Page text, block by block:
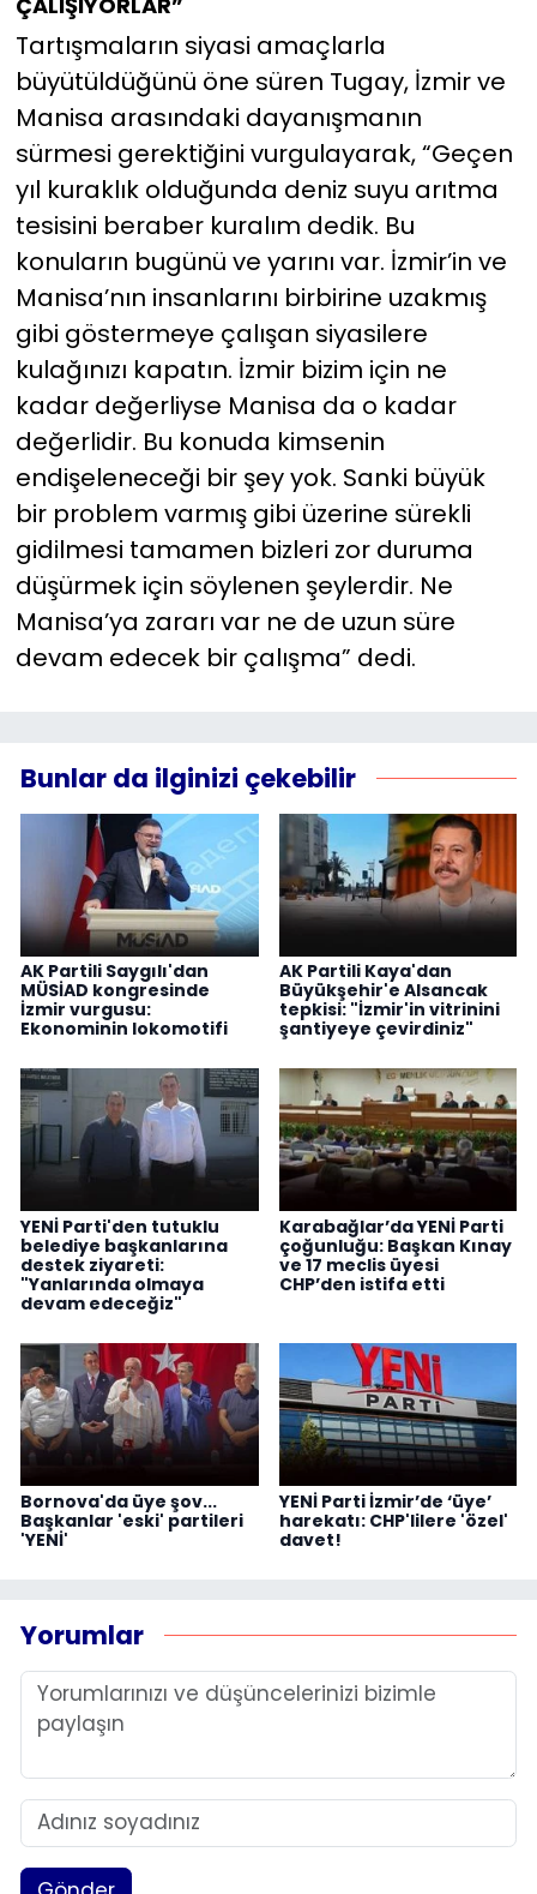
Tartışmaların siyasi amaçlarla
büyütüldüğünü öne süren Tugay, İzmir ve
Manisa arasındaki dayanışmanın
sürmesi gerektiğini vurgulayarak, “Geçen
yıl kuraklık olduğunda deniz suyu arıtma
tesisini beraber kuralım dedik. Bu
konuların bugünü ve yarını var. İzmir’in ve
Manisa’nın insanlarını birbirine uzakmış
gibi göstermeye çalışan siyasilere
kulağınızı kapatın. İzmir bizim için ne
kadar değerliyse Manisa da o kadar
değerlidir. Bu konuda kimsenin
endişeleneceği bir şey yok. Sanki büyük
bir problem varmış gibi üzerine sürekli
gidilmesi tamamen bizleri zor duruma
düşürmek için söylenen şeylerdir. Ne
Manisa’ya zararı var ne de uzun süre
devam edecek bir çalışma” dedi.
Bunlar da ilginizi çekebilir
AK Partili Saygılı'dan
MÜSİAD kongresinde
İzmir vurgusu:
Ekonominin lokomotifi
AK Partili Kaya'dan
Büyükşehir'e Alsancak
tepkisi: "İzmir'in vitrinini
şantiyeye çevirdiniz"
YENİ Parti'den tutuklu
belediye başkanlarına
destek ziyareti:
"Yanlarında olmaya
devam edeceğiz"
Karabağlar’da YENİ Parti
çoğunluğu: Başkan Kınay
ve 17 meclis üyesi
CHP’den istifa etti
Bornova'da üye şov...
Başkanlar 'eski' partileri
'YENİ'
YENİ Parti İzmir’de ‘üye’
harekatı: CHP'lilere 'özel'
davet!
Yorumlar